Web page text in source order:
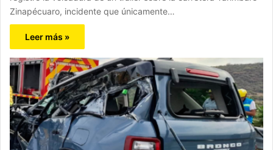
Zinapécuaro, incidente que únicamente…
Leer más »